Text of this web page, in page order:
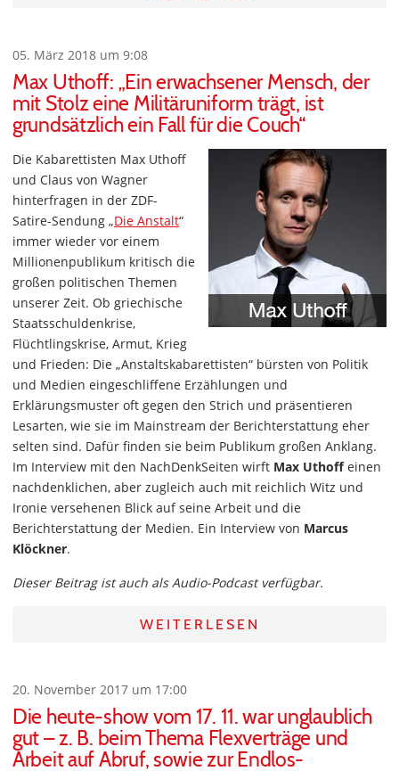
05. März 2018 um 9:08
Max Uthoff: „Ein erwachsener Mensch, der
mit Stolz eine Militäruniform trägt, ist
grundsätzlich ein Fall für die Couch“
Die Kabarettisten Max Uthoff
und Claus von Wagner
hinterfragen in der ZDF-
Satire-Sendung „Die Anstalt“
immer wieder vor einem
Millionenpublikum kritisch die
großen politischen Themen
unserer Zeit. Ob griechische
Staatsschuldenkrise,
Flüchtlingskrise, Armut, Krieg
und Frieden: Die „Anstaltskabarettisten“ bürsten von Politik
und Medien eingeschliffene Erzählungen und
Erklärungsmuster oft gegen den Strich und präsentieren
Lesarten, wie sie im Mainstream der Berichterstattung eher
selten sind. Dafür finden sie beim Publikum großen Anklang.
Im Interview mit den NachDenkSeiten wirft Max Uthoffeinen
nachdenklichen, aber zugleich auch mit reichlich Witz und
Ironie versehenen Blick auf seine Arbeit und die
Berichterstattung der Medien. Ein Interview von Marcus
Klöckner.
Dieser Beitrag ist auch als Audio-Podcast verfügbar.
WEITERLESEN
20. November 2017 um 17:00
Die heute-show vom 17. 11. war unglaublich
gut – z. B. beim Thema Flexverträge und
Arbeit auf Abruf, sowie zur Endlos-